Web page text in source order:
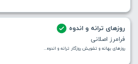
روزهای ترانه و اندوه
فرامرز اصلانی
روزهای بهانه و تشویش روزگار ترانه و اندوه...